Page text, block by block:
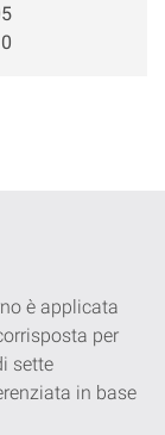
è applicata
per
sette
in base